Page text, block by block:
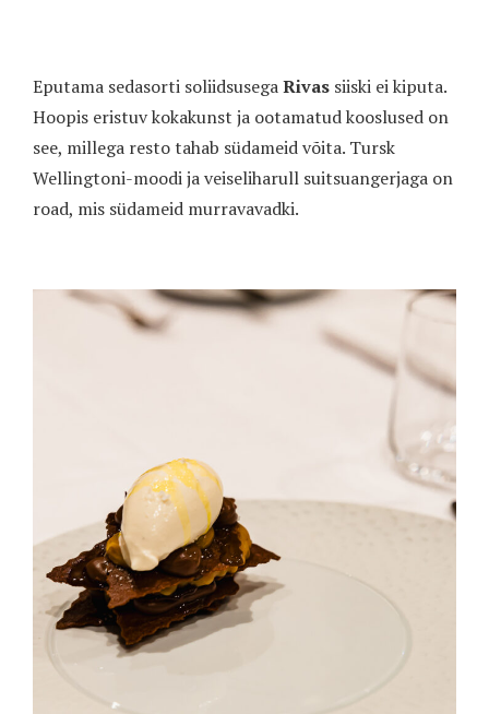
Eputama sedasorti soliidsusegaRivas siiski ei kiputa.
Hoopis eristuv kokakunst ja ootamatud kooslused on
see, millega resto tahab südameid võita. Tursk
Wellingtoni-moodi ja veiseliharull suitsuangerjaga on
road, mis südameid murravavadki.